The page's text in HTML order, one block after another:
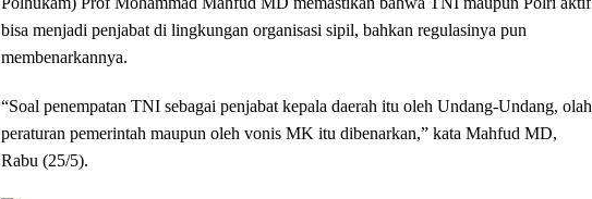
bisa menjadi penjabat di lingkungan organisasi sipil, bahkan regulasinya pun
membenarkannya.
“Soal penempatan TNI sebagai penjabat kepala daerah itu oleh Undang-Undang, olah
peraturan pemerintah maupun oleh vonis MK itu dibenarkan,” kata Mahfud MD,
Rabu (25/5).